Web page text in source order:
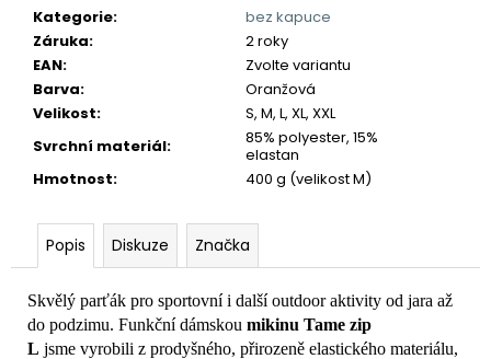
Kategorie:
bez kapuce
Záruka:
2 roky
EAN:
Zvolte variantu
Barva:
Oranžová
Velikost:
S, M, L, XL, XXL
Svrchní materiál:
85% polyester, 15%
elastan
Hmotnost: 400 g (velikost M)
Popis Diskuze Značka
Skvělý parťák pro sportovní i další outdoor aktivity od jara až
do podzimu. Funkční dámskou mikinu Tame zip
L jsme vyrobili z prodyšného, přirozeně elastického materiálu,